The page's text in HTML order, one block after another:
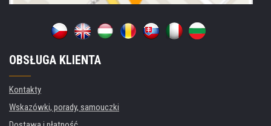
OBSŁUGA KLIENTA
Kontakty
Wskazówki, porady, samouczki